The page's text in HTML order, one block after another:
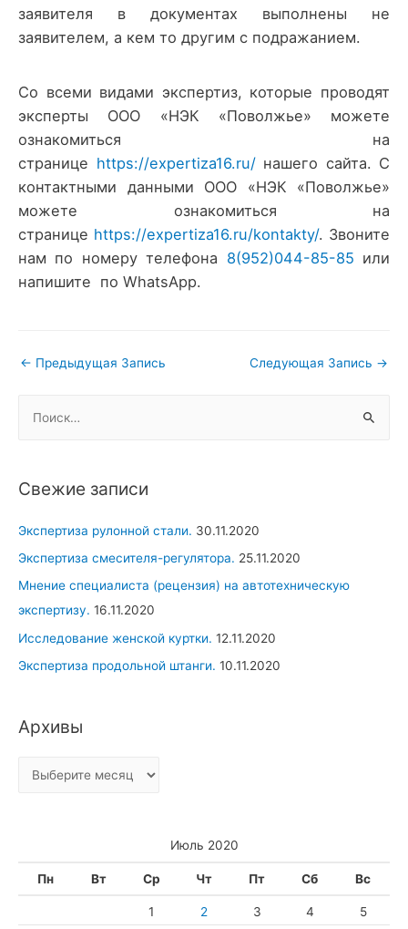
заявителя в документах выполнены не
заявителем, а кем то другим с подражанием.
Со всеми видами экспертиз, которые проводят
эксперты ООО «НЭК «Поволжье» можете
ознакомиться на
странице https://expertiza16.ru/нашего сайта. С
контактными данными ООО «НЭК «Поволжье»
можете ознакомиться на
странице https://expertiza16.ru/kontakty/. Звоните
нам по номеру телефона 8(952)044-85-85 или
напишите по WhatsApp.
Навигация
записям
← Предыдущая Запись Следующая Запись →
т
:
Свежие записи
Экспертиза рулонной стали. 30.11.2020
Экспертиза смесителя-регулятора. 25.11.2020
Мнение специалиста (рецензия) на автотехническую
экспертизу. 16.11.2020
Исследование женской куртки. 12.11.2020
Экспертиза продольной штанги. 10.11.2020
Архивы
Июль 2020
Пн Вт Ср Чт Пт Сб Вс
1 2 3 4
5